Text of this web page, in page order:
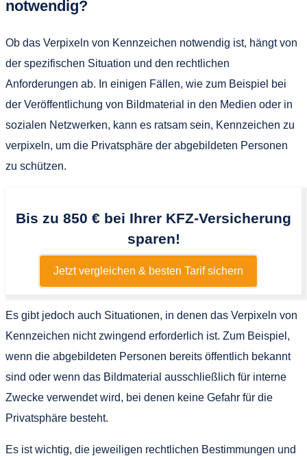
notwendig?
Ob das Verpixeln von Kennzeichen notwendig ist, hängt von
der spezifischen Situation und den rechtlichen
Anforderungen ab. In einigen Fällen, wie zum Beispiel bei
der Veröffentlichung von Bildmaterial in den Medien oder in
sozialen Netzwerken, kann es ratsam sein, Kennzeichen zu
verpixeln, um die Privatsphäre der abgebildeten Personen
zu schützen.
Bis zu 850 € bei Ihrer KFZ-Versicherung
sparen!
Jetzt vergleichen & besten Tarif sichern
Es gibt jedoch auch Situationen, in denen das Verpixeln von
Kennzeichen nicht zwingend erforderlich ist. Zum Beispiel,
wenn die abgebildeten Personen bereits öffentlich bekannt
sind oder wenn das Bildmaterial ausschließlich für interne
Zwecke verwendet wird, bei denen keine Gefahr für die
Privatsphäre besteht.
Es ist wichtig, die jeweiligen rechtlichen Bestimmungen und